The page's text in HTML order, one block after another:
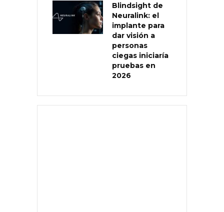
Blindsight de
Neuralink: el
implante para
dar visión a
personas
ciegas iniciaría
pruebas en
2026